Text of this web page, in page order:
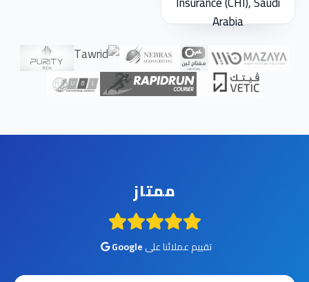
ممتاز
تقييم عملائنا علىGoogle